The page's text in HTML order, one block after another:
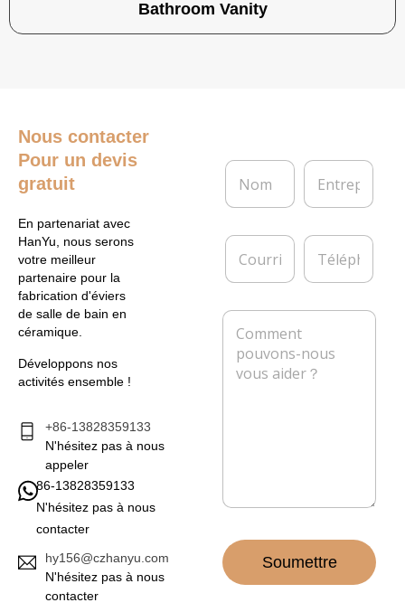
Bathroom Vanity
Nous contacter
Pour un devis
gratuit
En partenariat avec
HanYu, nous serons
votre meilleur
partenaire pour la
fabrication d'éviers
de salle de bain en
céramique.
Développons nos
activités ensemble !
+86-13828359133
N'hésitez pas à nous
appeler
86-13828359133
N'hésitez pas à nous
contacter
hy156@czhanyu.com
N'hésitez pas à nous
contacter
N
m
E
t
e
C
u
r
T
l
p
n
e
M
Soumettre